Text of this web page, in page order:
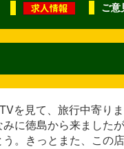
ご意
を見て、旅行中寄り
みに徳島から来まし
。きっとまた、この